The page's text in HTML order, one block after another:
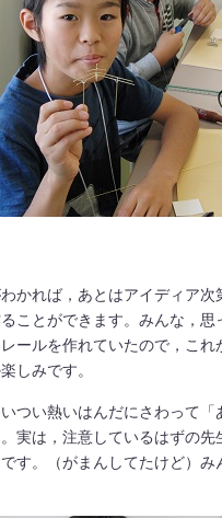
かれば，あとはアイディア次
ことができます。みんな，思
ールを作れていたので，これ
しみです。
つい熱いはんだにさわって「
実は，注意しているはずの先
す。（がまんしてたけど）み